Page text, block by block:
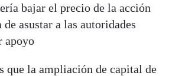
bajar el precio de la acción
de asustar a las autoridades
apoyo
que la ampliación de capital de